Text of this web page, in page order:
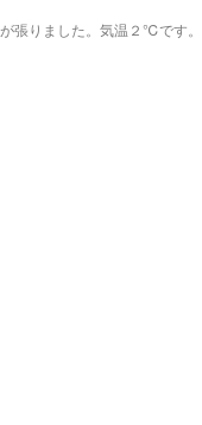
張りました。気温２℃です。